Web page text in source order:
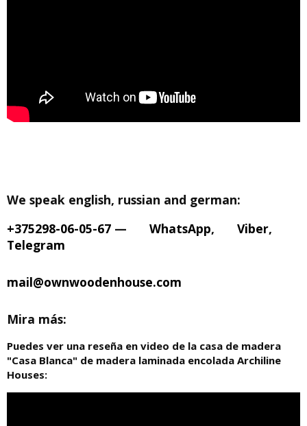
We speak english, russian and german:
+375298-06-05-67 — WhatsApp, Viber,
Telegram
mail@ownwoodenhouse.com
Mira más:
Puedes ver una reseña en video de la casa de madera
"Casa Blanca" de madera laminada encolada Archiline
Houses: